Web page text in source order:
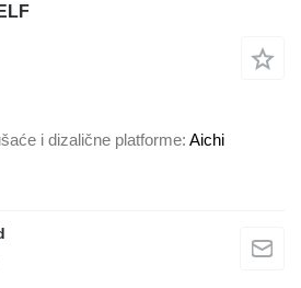
i dizalične platforme Aichi